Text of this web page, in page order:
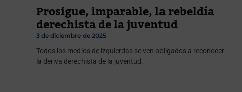
Prosigue, imparable, la rebeldía
derechista de la juventud
3 de diciembre de 2025
Todos los medios de izquierdas se ven obligados a reconocer
la deriva derechista de la juventud.